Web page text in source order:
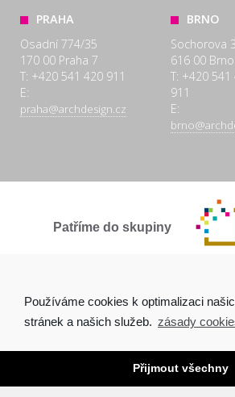
PRAHA
Osadní 774/35
170 00 Praha 7
T: +420 541 420 911
E:
praha@archdesign.cz
BRNO
Sochorova
616 00 Brno
T: +420 541
911
E:
Patříme do skupiny
Copyright © 2026 Arch.Design, s.r.o. |
Používáme cookies k optimalizaci
stránek a našich služeb. zásady
Přijmout všechny